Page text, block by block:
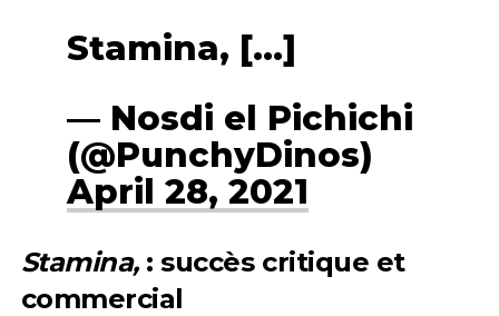
Stamina, […]
— Nosdi el Pichichi
(@PunchyDinos)
April 28, 2021
Stamina,: succès critique et
commercial